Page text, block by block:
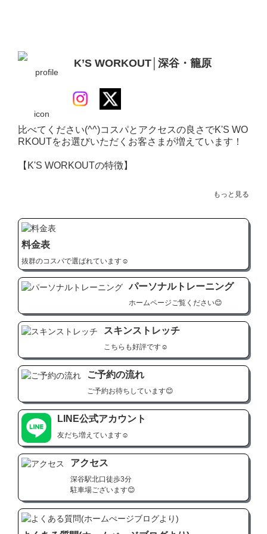
K’S WORKOUT│深谷・籠原
比べてください(^^)コスパとアクセスの良さでK'S WO
RKOUTをお選びいただくお客さまが増えています！
【K'S WORKOUTの特徴】
・筋力トレーニング、筋膜リリース、コアコンディシ
・ダイエットだけでなく、姿勢改善や肩こり解消にも
・運動初心者でも安心して通える、無理のないトレー
ニング
抜群
・熊谷、籠原、本庄方面からも多数のお客様にご利用
【こんな方におすすめ】
・最適なトレーニング方法を探している方
・運動が苦手で続けられない方
・効率的なダイエットを求める方
・姿勢を改善したい方
・腰痛や肩こりを解消したい方
もっと見る
料金表
抜群のコスパで選ばれています☺
パーソナルトレーニング
ホームページご覧ください😊
スキンストレッチ
こちらも好評です☺
ご予約の流れ
ご予約お待ちしています😊
LINE公式アカウント
友だち増えています☺
アクセス
深谷駅北口徒歩3分
駐車場ございます😊